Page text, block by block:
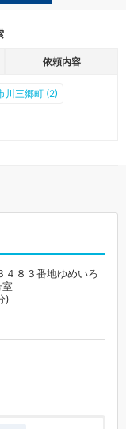
依頼内容
川三郷町 (2)
４８３番地ゆめいろ
)